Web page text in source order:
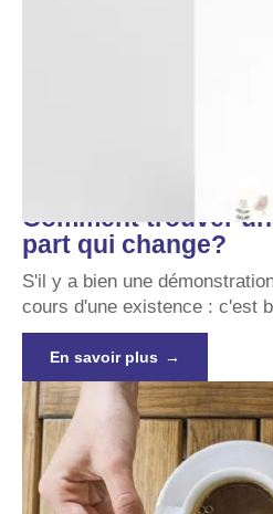
Comment trouver
part qui change?
S'il y a bien une
cours d'une existence : c'est
En savoir plus